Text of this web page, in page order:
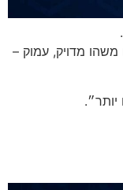
מדויק, עמוק –
יותר״.